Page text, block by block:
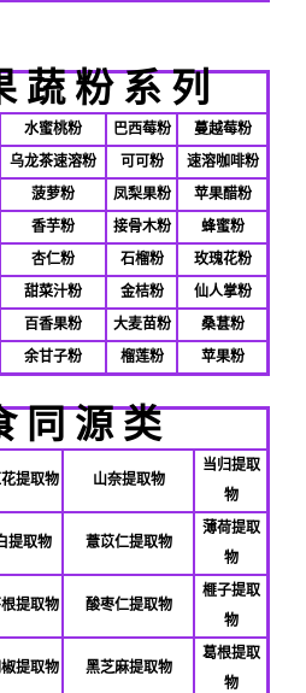
蔬粉系列
水蜜桃粉 巴西莓粉
蔓越莓粉
乌龙茶速溶粉 可可粉
速溶咖啡粉
菠萝粉 凤梨果粉
苹果醋粉
香芋粉 接骨木粉
蜂蜜粉
杏仁粉 石榴粉
玫瑰花粉
甜菜汁粉 金桔粉
仙人掌粉
百香果粉 大麦苗粉
桑葚粉
余甘子粉 榴莲粉 苹果粉
同 源 类
提取物 山奈提取物
当归提取
物
提取物 薏苡仁提取物
薄荷提取
物
提取物 酸枣仁提取物
榧子提取
物
提取物 黑芝麻提取物
葛根提取
物